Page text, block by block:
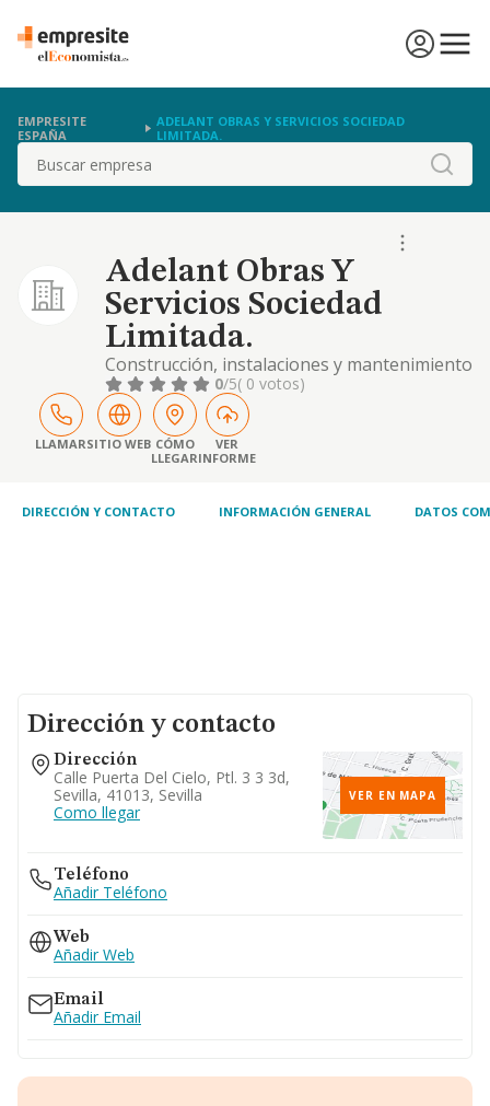
EMPRESITE
ESPAÑA
ADELANT OBRAS Y SERVICIOS SOCIEDAD
LIMITADA.
Buscar
Adelant Obras Y
Servicios Sociedad
Limitada.
Construcción, instalaciones y mantenimiento
0/5( 0 votos)
LLAMARSITIO WEB CÓMO
LLEGAR
VER
INFORME
DIRECCIÓN Y CONTACTO INFORMACIÓN GENERAL DATOS
Dirección y contacto
Dirección
Calle Puerta Del Cielo, Ptl. 3 3 3d,
Sevilla, 41013, Sevilla
Como llegar
VER EN MAPA
Teléfono
Añadir Teléfono
Web
Añadir Web
Email
Añadir Email